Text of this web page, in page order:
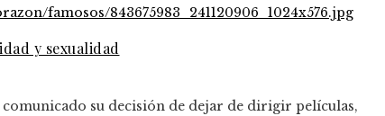
y sexualidad
su decisión de dejar de dirigir películas,